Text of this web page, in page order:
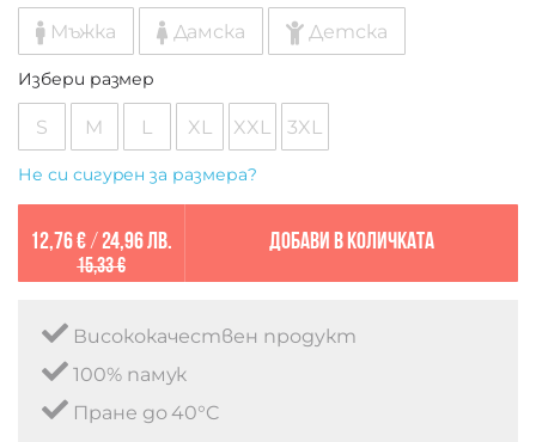
Мъжка Дамска Детска
Избери размер
S M L XL XXL 3XL
Не си сигурен за размера?
12,76 €/ 24,96 лв.
15,33 €
Добави в количката
Висококачествен продукт
100% памук
Пране до 40°C